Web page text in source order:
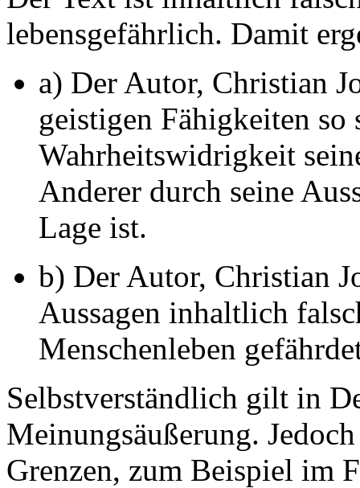
lebensgefährlich. Damit
a) Der Autor, Christian
geistigen Fähigkeiten so
Wahrheitswidrigkeit
Anderer durch seine
Lage ist.
b) Der Autor, Christian
Aussagen inhaltlich
Menschenleben
Selbstverständlich gilt in
Meinungsäußerung.
Grenzen, zum Beispiel im